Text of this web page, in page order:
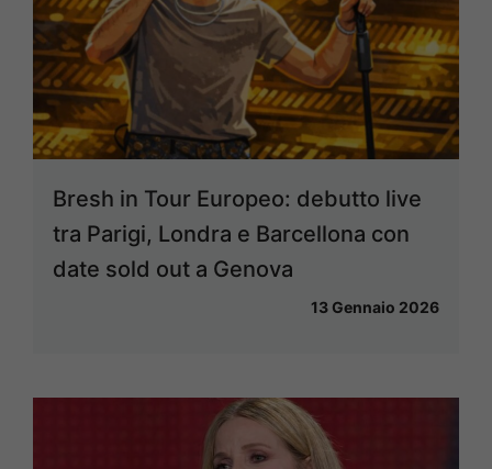
Bresh in Tour Europeo: debutto live
tra Parigi, Londra e Barcellona con
date sold out a Genova
13 Gennaio 2026